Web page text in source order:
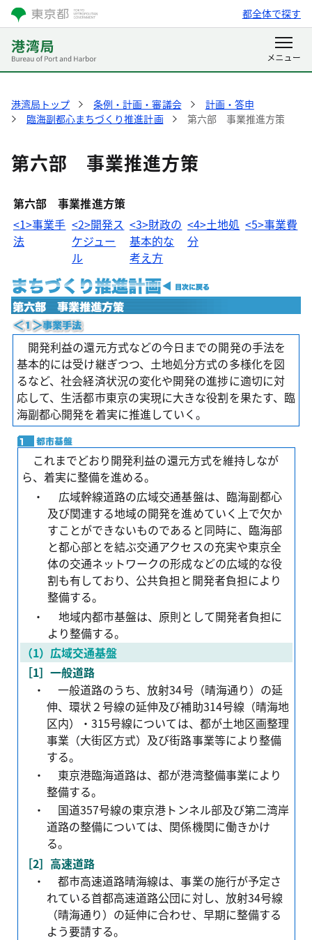
都全体で探す
港湾局トップ 条例・計画・審議会
計画・答申
臨海副都心まちづくり推進計画
第六部 事業推進方策
第六部 事業推進方策
第六部 事業推進方策
<1>事業手
法
<2>開発ス
ケジュー
ル
<3>財政の
基本的な
考え方
<4>土地処
分
<5>事業費
開発利益の還元方式などの今日までの開発の手法を
基本的には受け継ぎつつ、土地処分方式の多様化を図
るなど、社会経済状況の変化や開発の進捗に適切に対
応して、生活都市東京の実現に大きな役割を果たす、臨
海副都心開発を着実に推進していく。
これまでどおり開発利益の還元方式を維持しなが
ら、着実に整備を進める。
・
広域幹線道路の広域交通基盤は、臨海副都心
及び関連する地域の開発を進めていく上で欠か
すことができないものであると同時に、臨海部
と都心部とを結ぶ交通アクセスの充実や東京全
体の交通ネットワークの形成などの広域的な役
割も有しており、公共負担と開発者負担により
整備する。
・
地域内都市基盤は、原則として開発者負担に
より整備する。
（1）広域交通基盤
［1］一般道路
・
一般道路のうち、放射34号（晴海通り）の延
伸、環状２号線の延伸及び補助314号線（晴海地
区内）・315号線については、都が土地区画整理
事業（大街区方式）及び街路事業等により整備
する。
・
東京港臨海道路は、都が港湾整備事業により
整備する。
・
国道357号線の東京港トンネル部及び第二湾岸
道路の整備については、関係機関に働きかけ
る。
［2］高速道路
・
都市高速道路晴海線は、事業の施行が予定さ
れている首都高速道路公団に対し、放射34号線
（晴海通り）の延伸に合わせ、早期に整備する
よう要請する。